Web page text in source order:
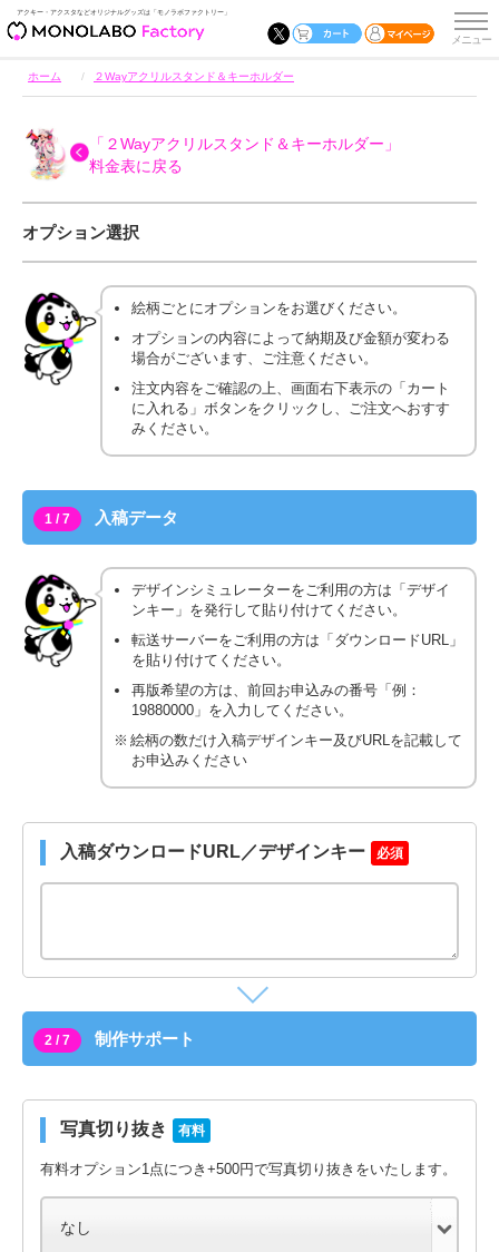
アクキー・アクスタなどオリジナルグッズは「モノラボファクトリー」
ホーム ２Wayアクリルスタンド＆キーホルダー
「２Wayアクリルスタンド＆キーホルダー」
料金表に戻る
オプション選択
絵柄ごとにオプションをお選びください。
オプションの内容によって納期及び金額が変わる
場合がございます、ご注意ください。
注文内容をご確認の上、画面右下表示の「カート
に入れる」ボタンをクリックし、ご注文へおすす
みください。
1 / 7 入稿データ
デザインシミュレーターをご利用の方は「デザイ
ンキー」を発行して貼り付けてください。
転送サーバーをご利用の方は「ダウンロードURL」
を貼り付けてください。
再版希望の方は、前回お申込みの番号「例：
19880000」を入力してください。
絵柄の数だけ入稿デザインキー及びURLを記載して
お申込みください
入稿ダウンロードURL／デザインキー 必須
2 / 7 制作サポート
写真切り抜き 有料
有料オプション1点につき+500円で写真切り抜きをいたします。